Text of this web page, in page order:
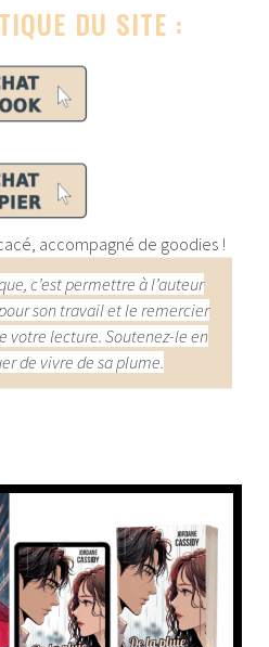
DU SITE :
accompagné de goodies !
c’est permettre à l’auteur
son travail et le remercier
votre lecture. Soutenez-le en
de vivre de sa plume.